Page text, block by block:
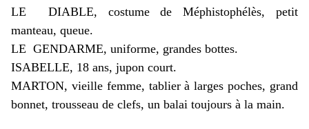
LE DIABLE, costume de Méphistophélès, petit
manteau, queue.
LE GENDARME, uniforme, grandes bottes.
ISABELLE, 18 ans, jupon court.
MARTON, vieille femme, tablier à larges poches, grand
bonnet, trousseau de clefs, un balai toujours à la main.